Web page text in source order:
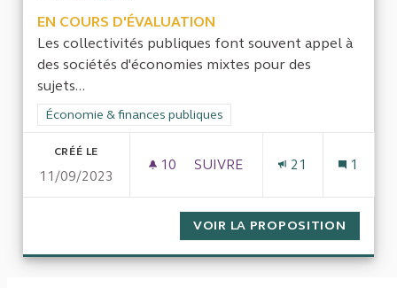
EN COURS D'ÉVALUATION
Les collectivités publiques font souvent appel à
des sociétés d'économies mixtes pour des
sujets...
Filtrer les résultats de la catégorie : Économie & finances
Économie & finances publiques
CRÉÉ LE
11/09/2023
10 10 ABONNÉS
SUIVRE
21 1
VOIR LA PROPOSITION